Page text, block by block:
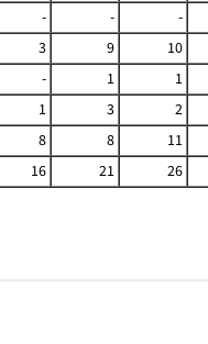
- - -
3 9 10
- 1 1
1 3 2
8 8 11
16 21 26